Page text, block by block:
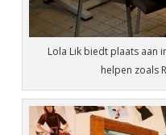
Lola Lik biedt plaats aan
helpen zoals